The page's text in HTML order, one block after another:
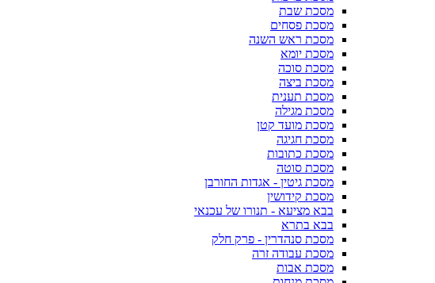
מסכת שבת
מסכת פסחים
מסכת ראש השנה
מסכת יומא
מסכת סוכה
מסכת ביצה
מסכת תענית
מסכת מגילה
מסכת מועד קטן
מסכת חגיגה
מסכת כתובות
מסכת סוטה
מסכת גיטין - אגדות החורבן
מסכת קידושין
בבא מציעא - תנורו של עכנאי
בבא בתרא
מסכת סנהדרין - פרק חלק
מסכת עבודה זרה
מסכת אבות